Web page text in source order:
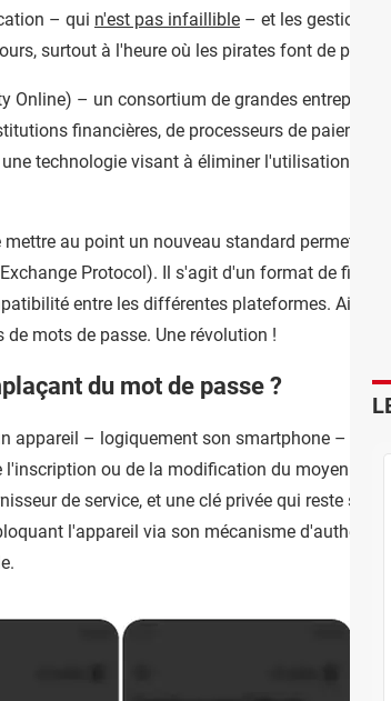
– qui n'est pas infaillible – et les
surtout à l'heure où les pirates font de plus
Online) – un consortium de grandes entreprises
financières, de processeurs de paiement
technologie visant à éliminer l'utilisation du
au point un nouveau standard permettant
Protocol). Il s'agit d'un format de fichier
entre les différentes plateformes. Ainsi,
mots de passe. Une révolution !
du mot de passe ?
appareil – logiquement son smartphone –
ou de la modification du moyen de
de service, et une clé privée qui reste
l'appareil via son mécanisme